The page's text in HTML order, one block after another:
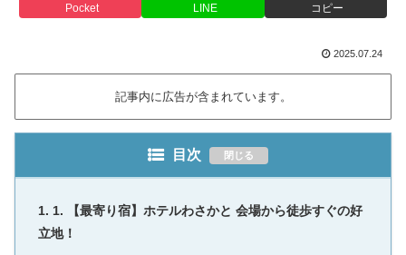
Pocket LINE コピー
2025.07.24
記事内に広告が含まれています。
目次
1. 【最寄り宿】ホテルわさかと 会場から徒歩すぐの好
立地！